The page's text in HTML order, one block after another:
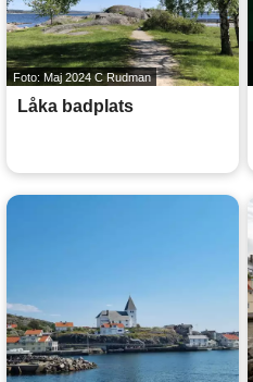
Foto: Maj 2024 C Rudman
Låka badplats